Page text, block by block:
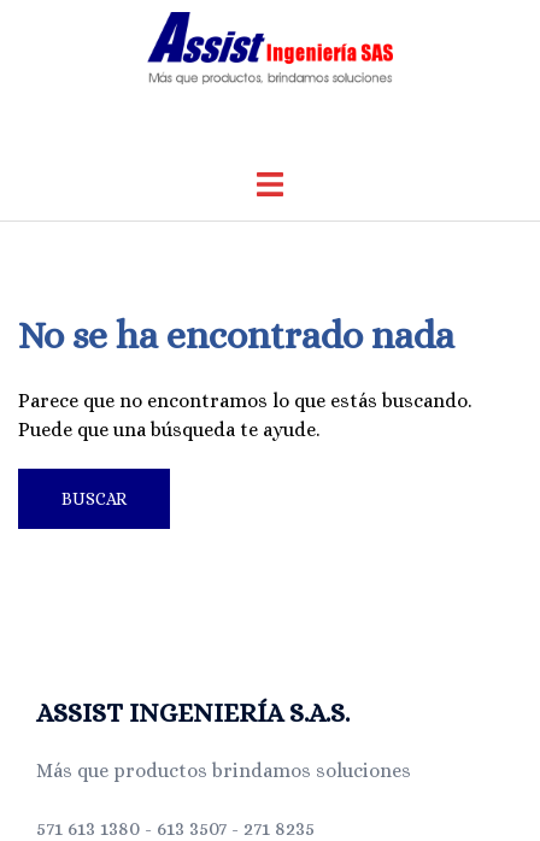
Alternar
menú
No se ha encontrado nada
Parece que no encontramos lo que estás buscando.
Puede que una búsqueda te ayude.
ASSIST INGENIERÍA S.A.S.
Más que productos brindamos soluciones
571 613 1380 - 613 3507 - 271 8235